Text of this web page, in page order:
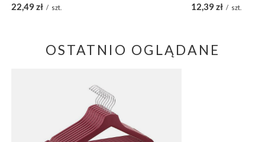
22,49 zł / szt. 12,39 zł / szt.
OSTATNIO OGLĄDANE